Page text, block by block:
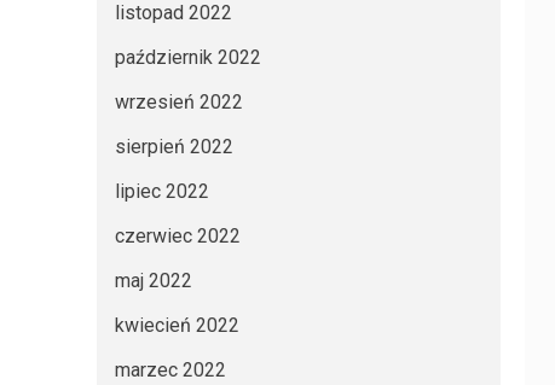
listopad 2022
październik 2022
wrzesień 2022
sierpień 2022
lipiec 2022
czerwiec 2022
maj 2022
kwiecień 2022
marzec 2022